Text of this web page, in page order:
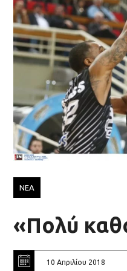
ΝΕΑ
«Πολύ
10 Απριλίου 2018